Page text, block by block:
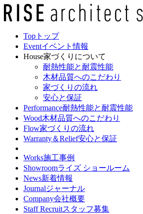
Top トップ
Eventイベント情報
House家づくりについて
耐熱性能と耐震性能
木材品質へのこだわり
家づくりの流れ
安心と保証
Performance耐熱性能と耐震性能
Wood木材品質へのこだわり
Flow家づくりの流れ
Warranty＆Relief安心と保証
Works施工事例
Showroomライズ ショールーム
News新着情報
Journalジャーナル
Company会社概要
Staff Recruitスタッフ募集